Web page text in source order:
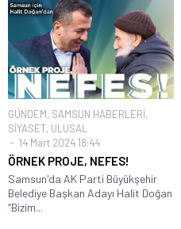
GÜNDEM, SAMSUN HABERLERİ,
SİYASET, ULUSAL
14 Mart 2024 18:44
ÖRNEK PROJE, NEFES!
Samsun'da AK Parti Büyükşehir
Belediye Başkan Adayı Halit Doğan
“Bizim...